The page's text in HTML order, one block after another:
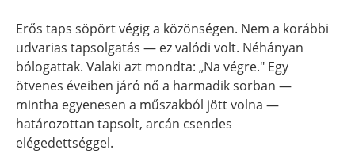
Erős taps söpört végig a közönségen. Nem a korábbi
udvarias tapsolgatás — ez valódi volt. Néhányan
bólogattak. Valaki azt mondta: „Na végre." Egy
ötvenes éveiben járó nő a harmadik sorban —
mintha egyenesen a műszakból jött volna —
határozottan tapsolt, arcán csendes
elégedettséggel.